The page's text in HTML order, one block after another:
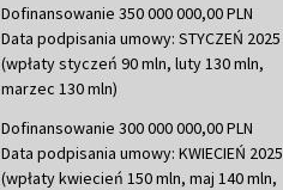
Dofinansowanie 350 000 000,00 PLN
Data podpisania umowy: STYCZEŃ 2025
(wpłaty styczeń 90 mln, luty 130 mln,
marzec 130 mln)
Dofinansowanie 300 000 000,00 PLN
Data podpisania umowy: KWIECIEŃ 2025
(wpłaty kwiecień 150 mln, maj 140 mln,